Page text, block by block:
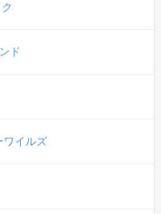
ド
ワイルズ